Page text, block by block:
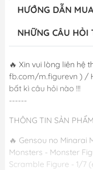
HƯỚNG DẪN
NHỮNG CÂU HỎI
🔥 Xin vui lòng liên hệ
fb.com/m.figurevn ) /
bất kì câu hỏi nào !!!
------
THÔNG TIN SẢN PHẨM
🔥 Gensou no Minarai
Monsters - Monster
Scramble Figure - 1/7